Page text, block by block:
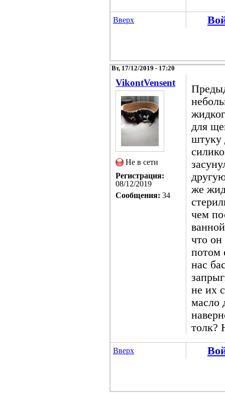
Вверх
Вт, 17/12/2019 - 17:20
VikontVensent
Не в сети
Регистрация:
08/12/2019
Сообщения: 34
для
штуку
же
чем
что он
потом
нас
не их
масло
толк?
Вверх